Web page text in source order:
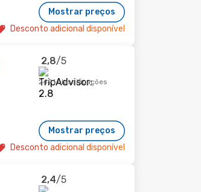
Mostrar preços
Desconto adicional disponível
2,8/5
2491 classificações
Mostrar preços
Desconto adicional disponível
2,4/5